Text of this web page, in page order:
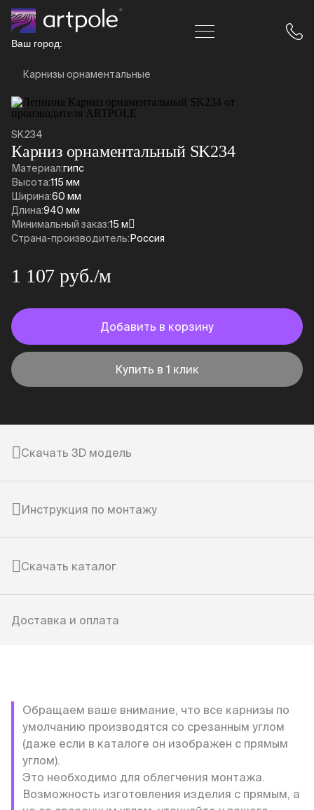
Ваш город:
Карнизы орнаментальные
SK234
Карниз орнаментальный SK234
Материал:гипс
Высота:115 мм
Ширина:60 мм
Длина:940 мм
Минимальный заказ:15 м
Страна-производитель: Россия
1 107 руб./м
Добавить в корзину
Купить в 1 клик
Скачать 3D модель
Инструкция по монтажу
Скачать каталог
Доставка и оплата
Обращаем ваше внимание, что все карнизы по
умолчанию производятся со срезанным углом
(даже если в каталоге он изображен с прямым
углом).
Это необходимо для облегчения монтажа.
Возможность изготовления изделия с прямым, а